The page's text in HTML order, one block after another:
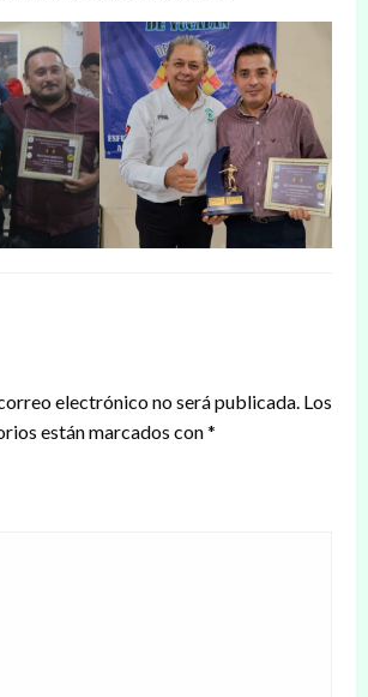
electrónico no será publicada. Los
están marcados con*